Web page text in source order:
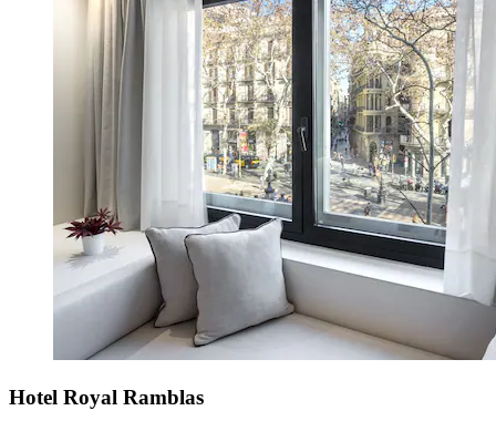
Hotel Royal Ramblas